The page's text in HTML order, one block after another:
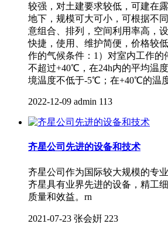
较强，对土建要求较低，可建在
地下，规模可大可小，可根据不
意组合、排列，空间利用率高，
快捷，使用、维护简便，价格较
作的气候条件：1）对室内工作的
不超过+40℃，在24h内的平均温
境温度不低于-5℃；在+40℃的温
2022-12-09 admin 113
齐星公司先进的设备和技术
齐星公司作为国际较大规模的专
齐星具有业界先进的设备，精工
质量和效益。rn
2021-07-23 张会姸 223